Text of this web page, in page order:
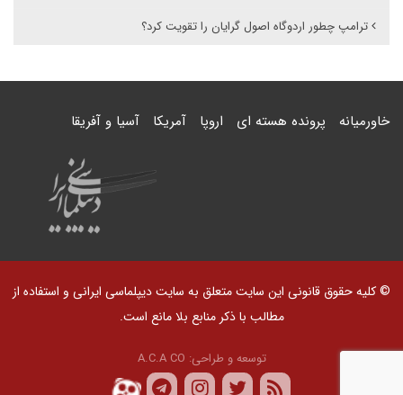
ترامپ چطور اردوگاه اصول گرایان را تقویت کرد؟
خاورمیانه پرونده هسته ای اروپا آمریکا آسیا و آفریقا
© کلیه حقوق قانونی این سایت متعلق به سایت دیپلماسی ایرانی و استفاده از
مطالب با ذکر منابع بلا مانع است.
توسعه و طراحی: A.C.A CO